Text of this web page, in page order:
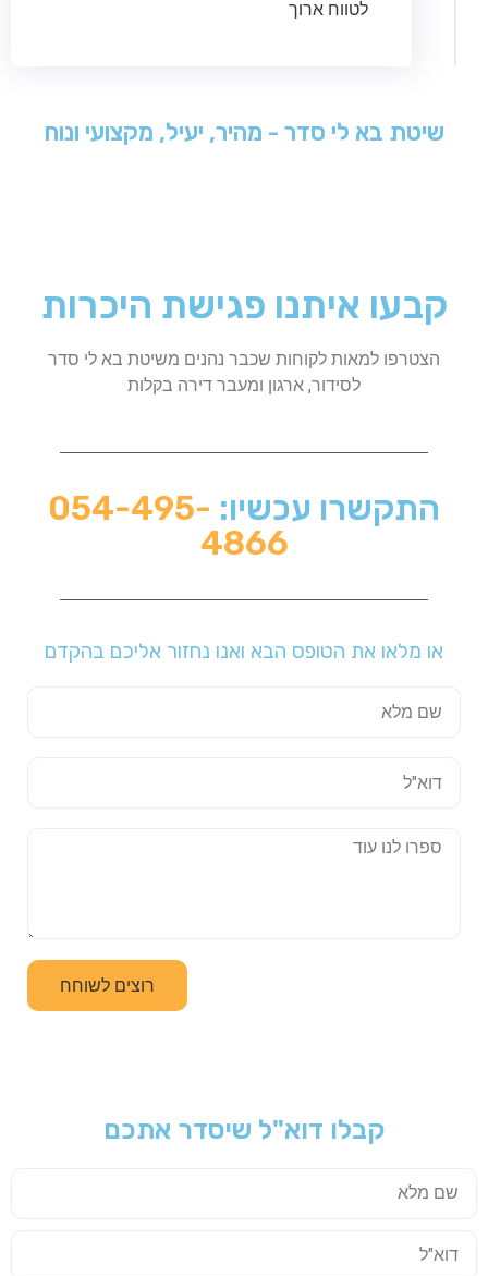
לטווח ארוך
שיטת בא לי סדר - מהיר, יעיל, מקצועי ונוח
קבעו איתנו פגישת היכרות
הצטרפו למאות לקוחות שכבר נהנים משיטת בא לי סדר
לסידור, ארגון ומעבר דירה בקלות
התקשרו עכשיו: 054-495-
4866
או מלאו את הטופס הבא ואנו נחזור אליכם בהקדם
רוצים לשוחח
קבלו דוא"ל שיסדר אתכם